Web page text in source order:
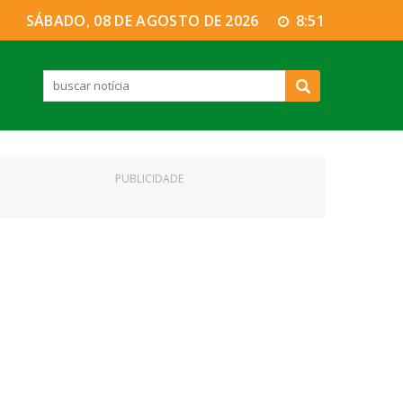
SÁBADO, 08 DE AGOSTO DE 2026 8:51
PUBLICIDADE